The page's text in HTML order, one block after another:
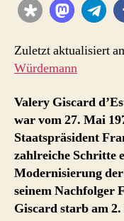
Zuletzt aktualisiert
Würdemann
Valery Giscard
war vom 27. Mai
Staatspräsident
zahlreiche Schritte
Modernisierung
seinem Nachfolger
Giscard starb am 2.